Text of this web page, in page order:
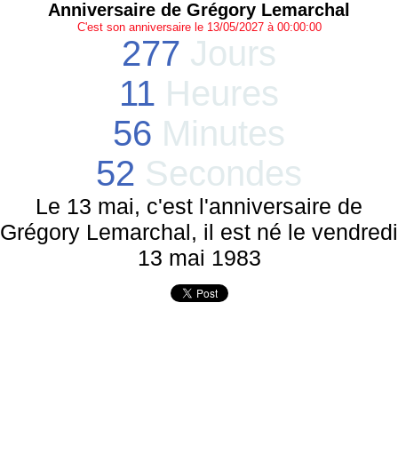
Anniversaire de Grégory Lemarchal
C'est son anniversaire le 13/05/2027 à 00:00:00
277 Jours
11 Heures
56 Minutes
52 Secondes
Le 13 mai, c'est l'anniversaire de
Grégory Lemarchal, il est né le vendredi
13 mai 1983